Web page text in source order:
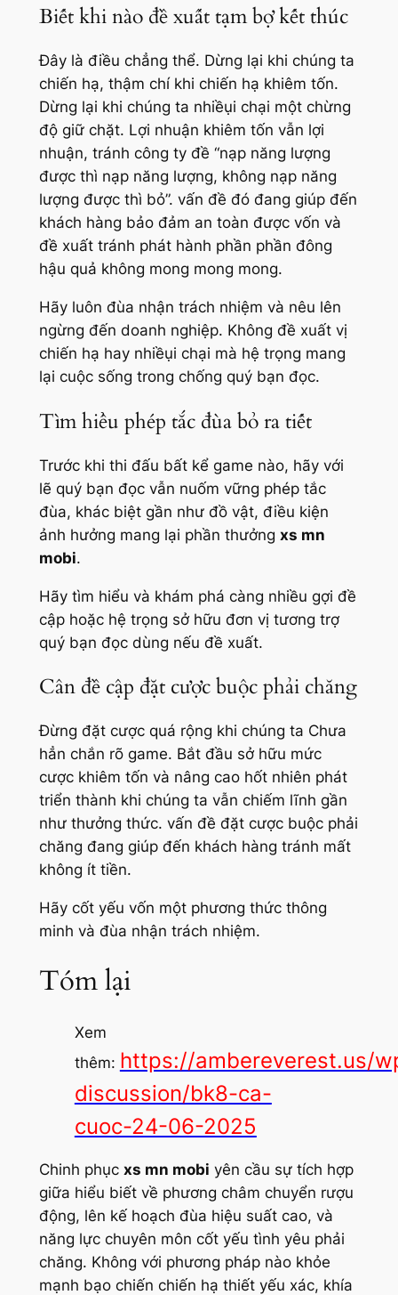
Biết khi nào đề xuất tạm bợ kết thúc
Đây là điều chẳng thể. Dừng lại khi chúng ta
chiến hạ, thậm chí khi chiến hạ khiêm tốn.
Dừng lại khi chúng ta nhiềụi chại một chừng
độ giữ chặt. Lợi nhuận khiêm tốn vẫn lợi
nhuận, tránh công ty đề “nạp năng lượng
được thì nạp năng lượng, không nạp năng
lượng được thì bỏ”. vấn đề đó đang giúp đến
khách hàng bảo đảm an toàn được vốn và
đề xuất tránh phát hành phần phần đông
hậu quả không mong mong mong.
Hãy luôn đùa nhận trách nhiệm và nêu lên
ngừng đến doanh nghiệp. Không đề xuất vị
chiến hạ hay nhiềụi chại mà hệ trọng mang
lại cuộc sống trong chống quý bạn đọc.
Tìm hiểu phép tắc đùa bỏ ra tiết
Trước khi thi đấu bất kể game nào, hãy với
lẽ quý bạn đọc vẫn nuốm vững phép tắc
đùa, khác biệt gần như đồ vật, điều kiện
ảnh hưởng mang lại phần thưởng xs mn
mobi.
Hãy tìm hiểu và khám phá càng nhiều gợi đề
cập hoặc hệ trọng sở hữu đơn vị tương trợ
quý bạn đọc dùng nếu đề xuất.
Cân đề cập đặt cược buộc phải chăng
Đừng đặt cược quá rộng khi chúng ta Chưa
hẳn chắn rõ game. Bắt đầu sở hữu mức
cược khiêm tốn và nâng cao hốt nhiên phát
triển thành khi chúng ta vẫn chiếm lĩnh gần
như thưởng thức. vấn đề đặt cược buộc phải
chăng đang giúp đến khách hàng tránh mất
không ít tiền.
Hãy cốt yếu vốn một phương thức thông
minh và đùa nhận trách nhiệm.
Tóm lại
Xem
thêm: https://ambereverest.us/
discussion/bk8-ca-
cuoc-24-06-2025
Chinh phục xs mn mobi yên cầu sự tích hợp
giữa hiểu biết về phương châm chuyển rượu
động, lên kế hoạch đùa hiệu suất cao, và
năng lực chuyên môn cốt yếu tình yêu phải
chăng. Không với phương pháp nào khỏe
mạnh bạo chiến chiến hạ thiết yếu xác, khía